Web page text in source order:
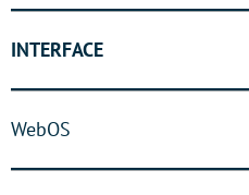
INTERFACE
WebOS